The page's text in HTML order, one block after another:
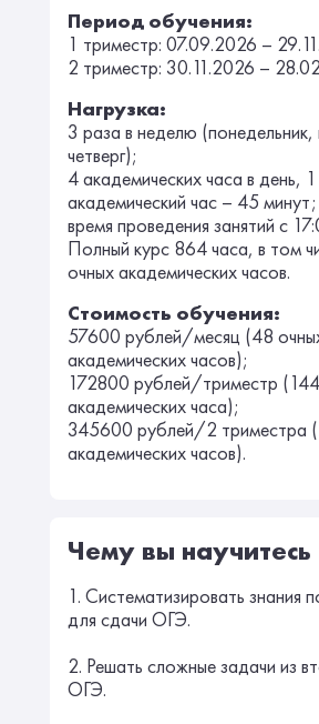
Период обучения:
1 триместр: 07.09.2026 –
2 триместр: 30.11.2026 –
Нагрузка:
3 раза в неделю (понедельник,
четверг);
4 академических часа в день, 1
академический час – 45 минут;
время проведения занятий с
Полный курс 864 часа, в том
очных академических часов.
Стоимость обучения:
57600 рублей/месяц (48
академических часов);
172800 рублей/триместр
академических часа);
345600 рублей/2 триместра
академических часов).
Чему вы научитесь
1. Систематизировать знания
для сдачи ОГЭ.
2. Решать сложные задачи из
ОГЭ.